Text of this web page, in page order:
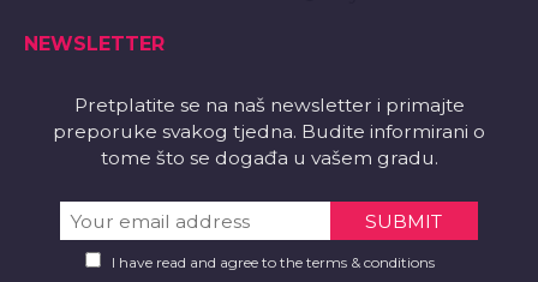
NEWSLETTER
Pretplatite se na naš newsletter i primajte
preporuke svakog tjedna. Budite informirani o
tome što se događa u vašem gradu.
I have read and agree to the terms & conditions